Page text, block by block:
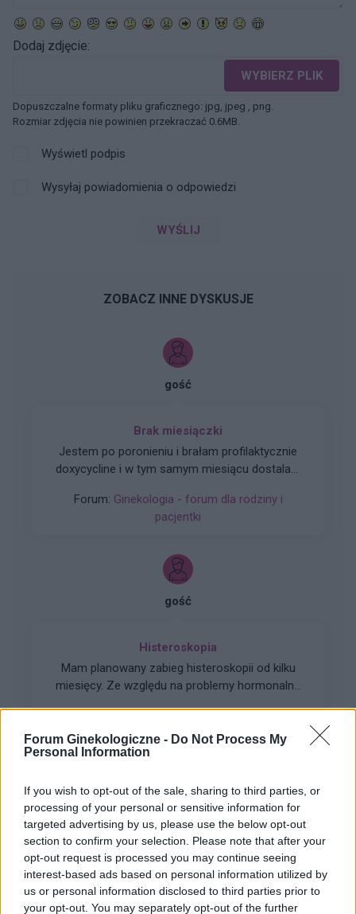
Forum Ginekologiczne - Do Not Process My
Personal Information
If you wish to opt-out of the sale, sharing to third parties, or
processing of your personal or sensitive information for
targeted advertising by us, please use the below opt-out
section to confirm your selection. Please note that after your
opt-out request is processed you may continue seeing
interest-based ads based on personal information utilized by
us or personal information disclosed to third parties prior to
your opt-out. You may separately opt-out of the further
Dodaj zdjęcie:
WYBIERZ PLIK
Dopuszczalne formaty pliku graficznego: jpg, jpeg , png.
Rozmiar zdjęcia nie powinien przekraczać 0.6MB.
Wyświetl podpis
Wysyłaj powiadomienia o odpowiedzi
WYŚLIJ
ZOBACZ INNE DYSKUSJE
gość
Brak miesiączki
Jestem po poronieniu i brałam profilaktycznie
doxycycline i w tym samym miesiącu dostalam
furaginum i witaminę c , nie dostałam okresu od
10 dni ,ciąża wykluczona beta HCG
usłyszałam tylko że on nic tu nie widzi i że
endometrium bardzo cieniutkie .moje pytanie
to coś poważniejszego ?
Forum: Ginekologia - forum dla rodziny i
pacjentki
gość
Histeroskopia
Mam planowany zabieg histeroskopii od kilku
miesięcy. Ze względu na problemy hormonalne
podczas lekkich plamień na początku cyklu
można wykonać zabieg?
pacjentki
gość
Brak okresu po porodzie
Hej! 6 miesięcy po porodzie , nie karmię piersią.
Brak miesiączki - miałam już przepisane luteinę l,